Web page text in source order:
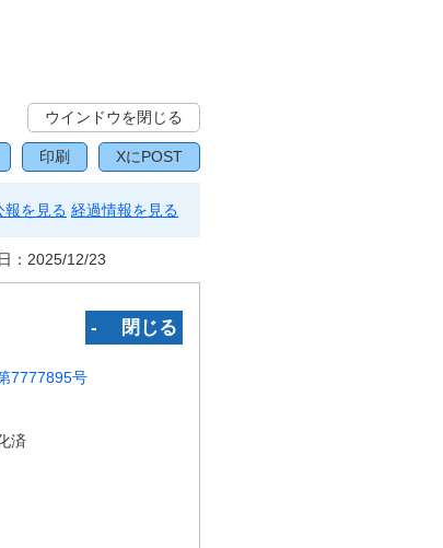
ウインドウを閉じる
印刷 XにPOST
報を見る 経過情報を見る
： 2025/12/23
‐ 閉じる
7777895号
済